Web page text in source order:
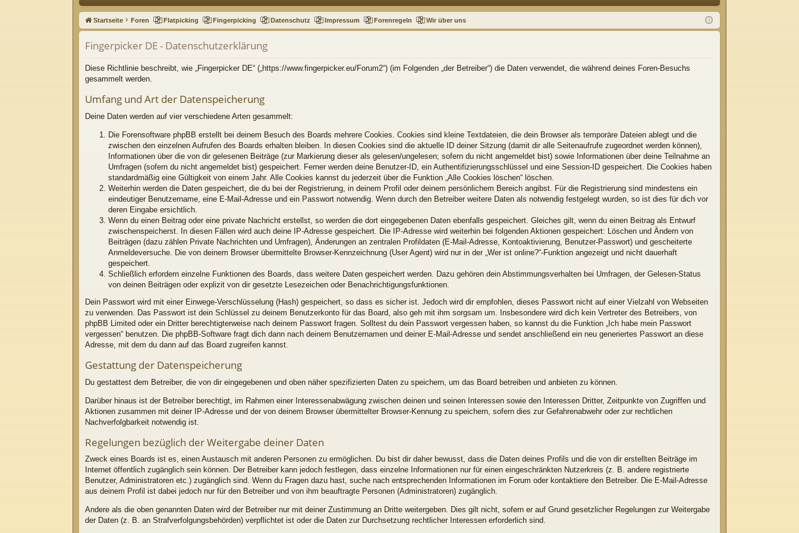
ne
llz
ug
riff
Q m
el
n
ist
rie
Startseite Foren Flatpicking Fingerpicking Datenschutz Impressum Forenregeln Wir über uns
Fingerpicker DE - Datenschutzerklärung
Diese Richtlinie beschreibt, wie „Fingerpicker DE“ („https://www.fingerpicker.eu/Forum2“) (im Folgenden „der Betreiber“) die Daten verwendet, die während deines Foren-Besuchs
gesammelt werden.
Umfang und Art der Datenspeicherung
Deine Daten werden auf vier verschiedene Arten gesammelt:
Die Forensoftware phpBB erstellt bei deinem Besuch des Boards mehrere Cookies. Cookies sind kleine Textdateien, die dein Browser als temporäre Dateien ablegt und die
zwischen den einzelnen Aufrufen des Boards erhalten bleiben. In diesen Cookies sind die aktuelle ID deiner Sitzung (damit dir alle Seitenaufrufe zugeordnet werden können),
Informationen über die von dir gelesenen Beiträge (zur Markierung dieser als gelesen/ungelesen; sofern du nicht angemeldet bist) sowie Informationen über deine Teilnahme an
Umfragen (sofern du nicht angemeldet bist) gespeichert. Ferner werden deine Benutzer-ID, ein Authentifizierungsschlüssel und eine Session-ID gespeichert. Die Cookies haben
standardmäßig eine Gültigkeit von einem Jahr. Alle Cookies kannst du jederzeit über die Funktion „Alle Cookies löschen“ löschen.
Weiterhin werden die Daten gespeichert, die du bei der Registrierung, in deinem Profil oder deinem persönlichem Bereich angibst. Für die Registrierung sind mindestens ein
eindeutiger Benutzername, eine E-Mail-Adresse und ein Passwort notwendig. Wenn durch den Betreiber weitere Daten als notwendig festgelegt wurden, so ist dies für dich vor
deren Eingabe ersichtlich.
Wenn du einen Beitrag oder eine private Nachricht erstellst, so werden die dort eingegebenen Daten ebenfalls gespeichert. Gleiches gilt, wenn du einen Beitrag als Entwurf
zwischenspeicherst. In diesen Fällen wird auch deine IP-Adresse gespeichert. Die IP-Adresse wird weiterhin bei folgenden Aktionen gespeichert: Löschen und Ändern von
Beiträgen (dazu zählen Private Nachrichten und Umfragen), Änderungen an zentralen Profildaten (E-Mail-Adresse, Kontoaktivierung, Benutzer-Passwort) und gescheiterte
Anmeldeversuche. Die von deinem Browser übermittelte Browser-Kennzeichnung (User Agent) wird nur in der „Wer ist online?“-Funktion angezeigt und nicht dauerhaft
gespeichert.
Schließlich erfordern einzelne Funktionen des Boards, dass weitere Daten gespeichert werden. Dazu gehören dein Abstimmungsverhalten bei Umfragen, der Gelesen-Status
von deinen Beiträgen oder explizit von dir gesetzte Lesezeichen oder Benachrichtigungsfunktionen.
Dein Passwort wird mit einer Einwege-Verschlüsselung (Hash) gespeichert, so dass es sicher ist. Jedoch wird dir empfohlen, dieses Passwort nicht auf einer Vielzahl von Webseiten
zu verwenden. Das Passwort ist dein Schlüssel zu deinem Benutzerkonto für das Board, also geh mit ihm sorgsam um. Insbesondere wird dich kein Vertreter des Betreibers, von
phpBB Limited oder ein Dritter berechtigterweise nach deinem Passwort fragen. Solltest du dein Passwort vergessen haben, so kannst du die Funktion „Ich habe mein Passwort
vergessen“ benutzen. Die phpBB-Software fragt dich dann nach deinem Benutzernamen und deiner E-Mail-Adresse und sendet anschließend ein neu generiertes Passwort an diese
Adresse, mit dem du dann auf das Board zugreifen kannst.
Gestattung der Datenspeicherung
Du gestattest dem Betreiber, die von dir eingegebenen und oben näher spezifizierten Daten zu speichern, um das Board betreiben und anbieten zu können.
Darüber hinaus ist der Betreiber berechtigt, im Rahmen einer Interessenabwägung zwischen deinen und seinen Interessen sowie den Interessen Dritter, Zeitpunkte von Zugriffen und
Aktionen zusammen mit deiner IP-Adresse und der von deinem Browser übermittelter Browser-Kennung zu speichern, sofern dies zur Gefahrenabwehr oder zur rechtlichen
Nachverfolgbarkeit notwendig ist.
Regelungen bezüglich der Weitergabe deiner Daten
Zweck eines Boards ist es, einen Austausch mit anderen Personen zu ermöglichen. Du bist dir daher bewusst, dass die Daten deines Profils und die von dir erstellten Beiträge im
Internet öffentlich zugänglich sein können. Der Betreiber kann jedoch festlegen, dass einzelne Informationen nur für einen eingeschränkten Nutzerkreis (z. B. andere registrierte
Benutzer, Administratoren etc.) zugänglich sind. Wenn du Fragen dazu hast, suche nach entsprechenden Informationen im Forum oder kontaktiere den Betreiber. Die E-Mail-Adresse
aus deinem Profil ist dabei jedoch nur für den Betreiber und von ihm beauftragte Personen (Administratoren) zugänglich.
Andere als die oben genannten Daten wird der Betreiber nur mit deiner Zustimmung an Dritte weitergeben. Dies gilt nicht, sofern er auf Grund gesetzlicher Regelungen zur Weitergabe
der Daten (z. B. an Strafverfolgungsbehörden) verpflichtet ist oder die Daten zur Durchsetzung rechtlicher Interessen erforderlich sind.